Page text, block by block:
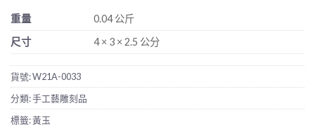
重量
0.04 公斤
尺寸
4 × 3 × 2.5 公分
貨號:W21A-0033
分類:手工藝雕刻品
標籤:黃玉